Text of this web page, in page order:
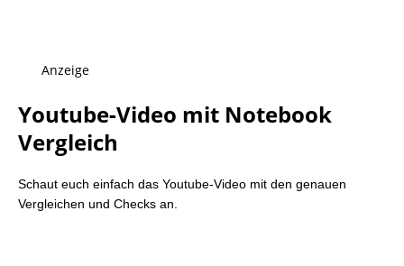
Anzeige
Youtube-Video mit Notebook
Vergleich
Schaut euch einfach das Youtube-Video mit den genauen
Vergleichen und Checks an.